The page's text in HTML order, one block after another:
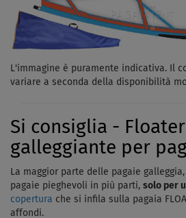
L'immagine è puramente indicativa. Il
variare a seconda della disponibilità
Si consiglia -
galleggiante per
La maggior parte delle pagaie
pagaie pieghevoli in più parti, solo per
copertura che si infila sulla pagaia
affondi.